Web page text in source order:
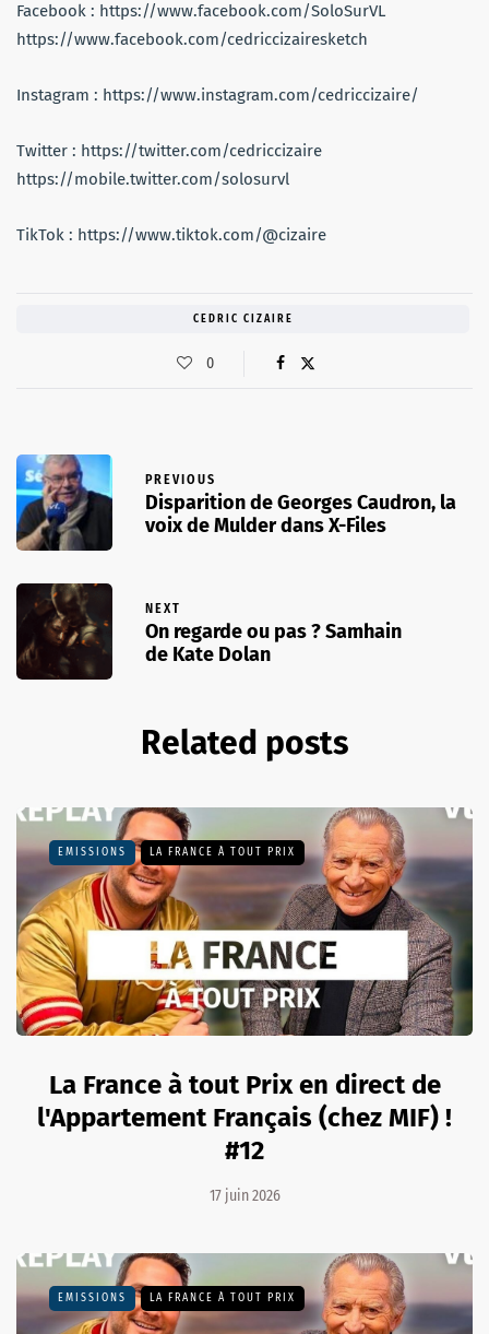
Facebook : https://www.facebook.com/SoloSurVL
https://www.facebook.com/cedriccizairesketch
Instagram : https://www.instagram.com/cedriccizaire/
Twitter : https://twitter.com/cedriccizaire
https://mobile.twitter.com/solosurvl
TikTok : https://www.tiktok.com/@cizaire
CEDRIC CIZAIRE
0
PREVIOUS
Disparition de Georges Caudron, la
voix de Mulder dans X-Files
NEXT
On regarde ou pas ? Samhain
de Kate Dolan
Related posts
EMISSIONS LA FRANCE À TOUT PRIX
La France à tout Prix en direct de
l'Appartement Français (chez MIF) !
#12
17 juin 2026
EMISSIONS LA FRANCE À TOUT PRIX